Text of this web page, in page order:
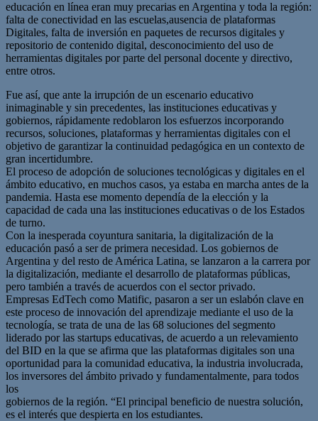
educación en línea eran muy precarias en Argentina y toda la región:
falta de conectividad en las escuelas,ausencia de plataformas
Digitales, falta de inversión en paquetes de recursos digitales y
repositorio de contenido digital, desconocimiento del uso de
herramientas digitales por parte del personal docente y directivo,
entre otros.
Fue así, que ante la irrupción de un escenario educativo
inimaginable y sin precedentes, las instituciones educativas y
gobiernos, rápidamente redoblaron los esfuerzos incorporando
recursos, soluciones, plataformas y herramientas digitales con el
objetivo de garantizar la continuidad pedagógica en un contexto de
gran incertidumbre.
El proceso de adopción de soluciones tecnológicas y digitales en el
ámbito educativo, en muchos casos, ya estaba en marcha antes de la
pandemia. Hasta ese momento dependía de la elección y la
capacidad de cada una las instituciones educativas o de los Estados
de turno.
Con la inesperada coyuntura sanitaria, la digitalización de la
educación pasó a ser de primera necesidad. Los gobiernos de
Argentina y del resto de América Latina, se lanzaron a la carrera por
la digitalización, mediante el desarrollo de plataformas públicas,
pero también a través de acuerdos con el sector privado.
Empresas EdTech como Matific, pasaron a ser un eslabón clave en
este proceso de innovación del aprendizaje mediante el uso de la
tecnología, se trata de una de las 68 soluciones del segmento
liderado por las startups educativas, de acuerdo a un relevamiento
del BID en la que se afirma que las plataformas digitales son una
oportunidad para la comunidad educativa, la industria involucrada,
los inversores del ámbito privado y fundamentalmente, para todos
los
gobiernos de la región. “El principal beneficio de nuestra solución,
es el interés que despierta en los estudiantes.